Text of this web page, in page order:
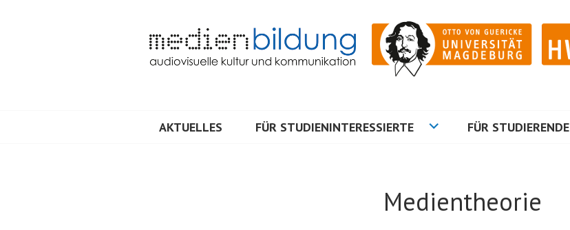
MEDIENBILDUNG
AKTUELLES FÜR STUDIENINTERESSIERTE FÜR STUDIERENDE
Medientheorie